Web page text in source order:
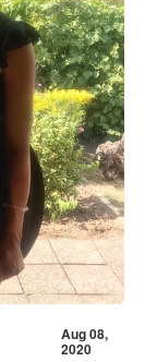
Aug 08,
2020